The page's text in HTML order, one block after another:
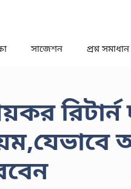
সাজেশন প্রশ্ন সমাধান
রিটার্ন